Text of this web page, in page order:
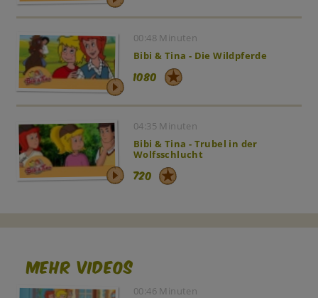
00:48 Minuten
Bibi & Tina - Die Wildpferde
1080
04:35 Minuten
Bibi & Tina - Trubel in der
Wolfsschlucht
720
Mehr Videos
00:46 Minuten